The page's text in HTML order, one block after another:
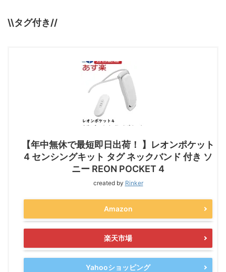
\\タグ付き//
【年中無休で最短即日出荷！ 】レオンポケット
4 センシングキット タグ ネックバンド 付き ソ
ニー REON POCKET 4
created by Rinker
Amazon
楽天市場
Yahooショッピング